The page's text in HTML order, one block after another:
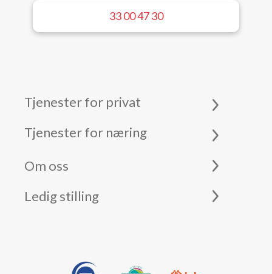
33 00 47 30
Tjenester for privat
Tjenester for næring
Om oss
Ledig stilling